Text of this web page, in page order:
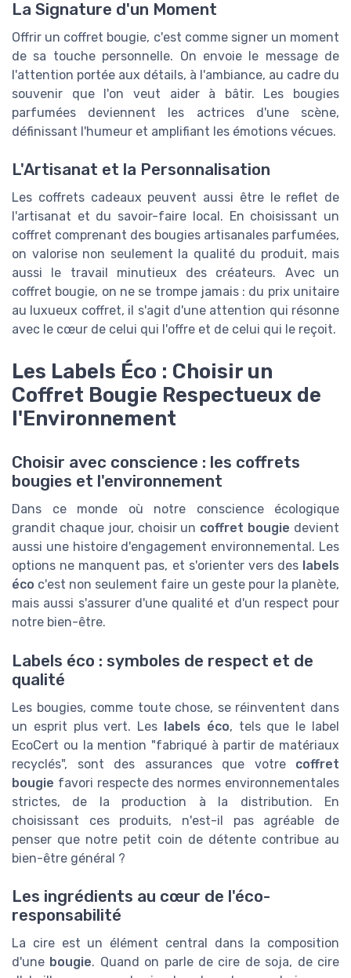
La Signature d'un Moment
Offrir un coffret bougie, c'est comme signer un moment
de sa touche personnelle. On envoie le message de
l'attention portée aux détails, à l'ambiance, au cadre du
souvenir que l'on veut aider à bâtir. Les bougies
parfumées deviennent les actrices d'une scène,
définissant l'humeur et amplifiant les émotions vécues.
L'Artisanat et la Personnalisation
Les coffrets cadeaux peuvent aussi être le reflet de
l'artisanat et du savoir-faire local. En choisissant un
coffret comprenant des bougies artisanales parfumées,
on valorise non seulement la qualité du produit, mais
aussi le travail minutieux des créateurs. Avec un
coffret bougie, on ne se trompe jamais : du prix unitaire
au luxueux coffret, il s'agit d'une attention qui résonne
avec le cœur de celui qui l'offre et de celui qui le reçoit.
Les Labels Éco : Choisir un
Coffret Bougie Respectueux de
l'Environnement
Choisir avec conscience : les coffrets
bougies et l'environnement
Dans ce monde où notre conscience écologique
grandit chaque jour, choisir un coffret bougie devient
aussi une histoire d'engagement environnemental. Les
options ne manquent pas, et s'orienter vers des labels
éco c'est non seulement faire un geste pour la planète,
mais aussi s'assurer d'une qualité et d'un respect pour
notre bien-être.
Labels éco : symboles de respect et de
qualité
Les bougies, comme toute chose, se réinventent dans
un esprit plus vert. Les labels éco, tels que le label
EcoCert ou la mention "fabriqué à partir de matériaux
recyclés", sont des assurances que votre coffret
bougie favori respecte des normes environnementales
strictes, de la production à la distribution. En
choisissant ces produits, n'est-il pas agréable de
penser que notre petit coin de détente contribue au
bien-être général ?
Les ingrédients au cœur de l'éco-
responsabilité
La cire est un élément central dans la composition
d'une bougie. Quand on parle de cire de soja, de cire